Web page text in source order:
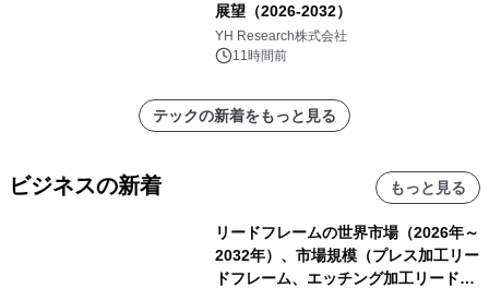
展望（2026-2032）
YH Research株式会社
11時間前
テックの新着をもっと見る
ビジネスの新着 もっと見る
リードフレームの世界市場（2026年～
2032年）、市場規模（プレス加工リー
ドフレーム、エッチング加工リードフ